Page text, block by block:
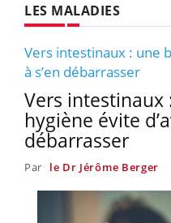
LES MALADIES
Vers intestinaux : une
à s’en débarrasser
Vers intestinaux
hygiène évite
débarrasser
Par le Dr Jérôme Berger